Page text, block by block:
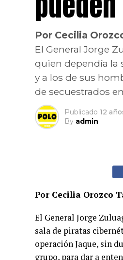
Por Cecilia
El General Jorge
quien dependía la
y a los de sus
de secuestrados
Publicado 12
By admin
Por Cecilia Orozco
El General Jorge
sala de piratas
operación Jaque, sin
grupo, para dar a